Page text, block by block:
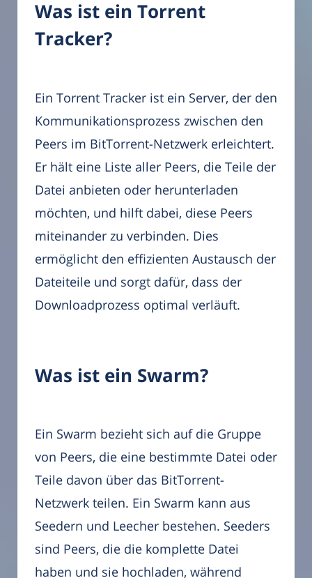
Was ist ein Torrent
Tracker?
Ein Torrent Tracker ist ein Server, der den
Kommunikationsprozess zwischen den
Peers im BitTorrent-Netzwerk erleichtert.
Er hält eine Liste aller Peers, die Teile der
Datei anbieten oder herunterladen
möchten, und hilft dabei, diese Peers
miteinander zu verbinden. Dies
ermöglicht den effizienten Austausch der
Dateiteile und sorgt dafür, dass der
Downloadprozess optimal verläuft.
Was ist ein Swarm?
Ein Swarm bezieht sich auf die Gruppe
von Peers, die eine bestimmte Datei oder
Teile davon über das BitTorrent-
Netzwerk teilen. Ein Swarm kann aus
Seedern und Leecher bestehen. Seeders
sind Peers, die die komplette Datei
haben und sie hochladen, während